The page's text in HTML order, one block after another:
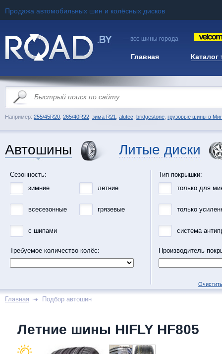
Продажа автомобильных шин и колёсных дисков
— все шины города
Главная Каталог
Например: 255/45R20 265/40R22 зима R21 alutec bridgestone грузовые шины в
Автошины Литые диски
Сезонность:
зимние
летние
всесезонные грязевые
с шипами
Требуемое количество колёс:
Тип покрышки:
только для
только
система
Производитель
Главная Подбор автошин
Летние шины HIFLY HF805